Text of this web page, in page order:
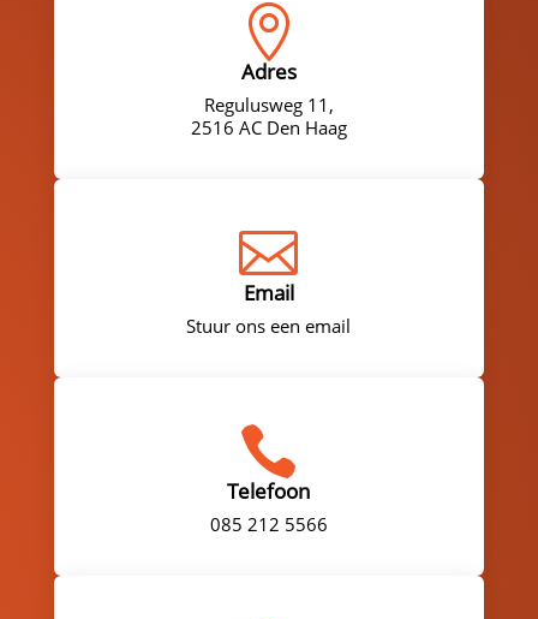

Adres
Regulusweg 11,
2516 AC Den Haag

Email
Stuur ons een email

Telefoon
085 212 5566